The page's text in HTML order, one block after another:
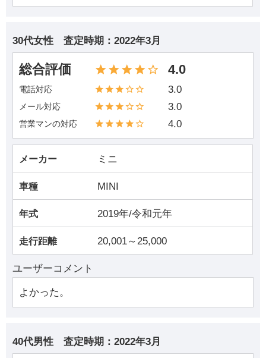
30代女性 査定時期： 2022年3月
総合評価 4.0
電話対応 3.0
メール対応 3.0
営業マンの対応 4.0
メーカー ミニ
車種 MINI
年式 2019年/令和元年
走行距離 20,001～25,000
ユーザーコメント
よかった。
40代男性 査定時期： 2022年3月